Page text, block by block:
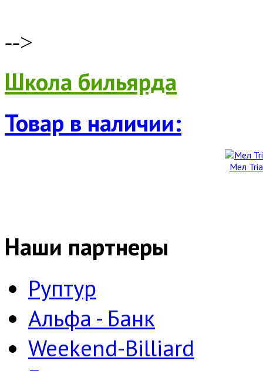
-->
Школа бильярда
Товар в наличии:
Мел
Наши партнеры
Руптур
Альфа - Банк
Weekend-Billiard